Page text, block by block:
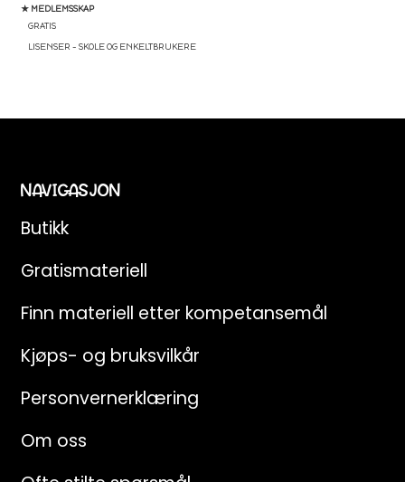
★ MEDLEMSSKAP
GRATIS
LISENSER – SKOLE OG ENKELTBRUKERE
NAVIGASJON
Butikk
Gratismateriell
Finn materiell etter kompetansemål
Kjøps- og bruksvilkår
Personvernerklæring
Om oss